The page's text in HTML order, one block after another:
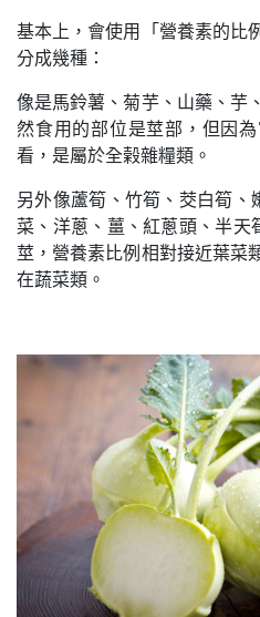
基本上，會使用「營養素的比
分成幾種：
像是馬鈴薯、菊芋、山藥、芋
然食用的部位是莖部，但因
看，是屬於全榖雜糧類。
另外像蘆筍、竹筍、茭白筍
菜、洋蔥、薑、紅蔥頭、半天
莖，營養素比例相對接近葉菜
在蔬菜類。